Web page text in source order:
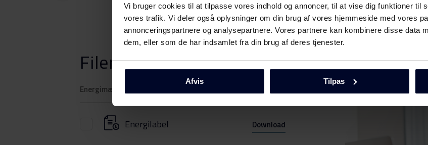
Vi bruger cookies til at tilpasse vores indhold og annoncer, til at vise dig funktioner til
vores trafik. Vi deler også oplysninger om din brug af vores hjemmeside med vores
annonceringspartnere og analysepartnere. Vores partnere kan kombinere disse data
dem, eller som de har indsamlet fra din brug af deres tjenester.
Afvis Tilpas
FilerDownload
Energimærkning
Energilabel Download